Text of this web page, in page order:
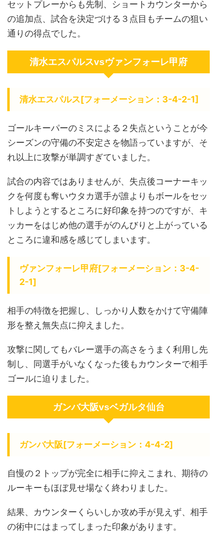
セットプレーからも先制、ショートカウンターから
の追加点、試合を決定づける３点目もチームの狙い
通りの得点でした。
清水エスパルスvsヴァンフォーレ甲府
清水エスパルス[フォーメーション：3-4-2-1]
ゴールキーパーのミスによる２失点ということが今
シーズンの守備の不安定さを物語っていますが、そ
れ以上に攻撃が単調すぎていました。
試合の内容ではありませんが、失点後コーナーキッ
クを何度も奪いウタカ選手が誰よりもボールをセッ
トしようとするところに好印象を持つのですが、キ
ッカーをはじめ他の選手がのんびりと上がっている
ところに違和感を感じてしまいます。
ヴァンフォーレ甲府[フォーメーション：3-4-
2-1]
相手の特徴を把握し、しっかり人数をかけて守備陣
形を整え無失点に抑えました。
攻撃に関してもバレー選手の高さをうまく利用し先
制し、同選手がいなくなった後もカウンターで相手
ゴールに迫りました。
ガンバ大阪vsベガルタ仙台
ガンバ大阪[フォーメーション：4-4-2]
自慢の２トップが完全に相手に抑えこまれ、期待の
ルーキーもほぼ見せ場なく終わりました。
結果、カウンターくらいしか攻め手が見えず、相手
の術中にはまってしまった印象があります。